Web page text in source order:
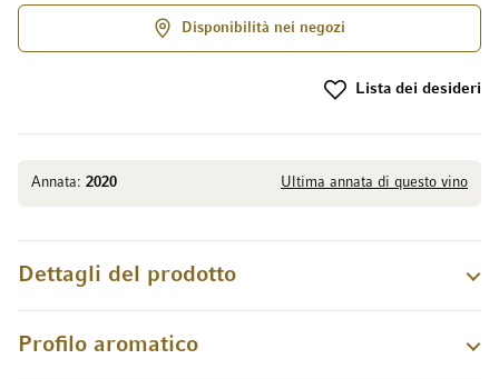
Annata: 2020 Ultima annata di questo vino
Disponibilità nei negozi
Lista dei desideri
Dettagli del prodotto
Profilo aromatico